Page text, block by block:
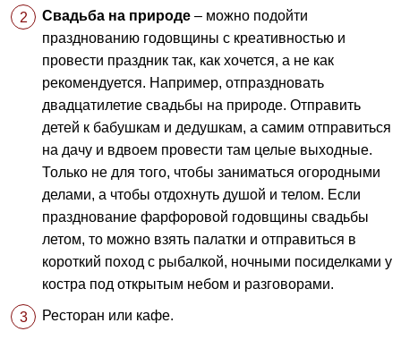
Свадьба на природе – можно подойти
празднованию годовщины с креативностью и
провести праздник так, как хочется, а не как
рекомендуется. Например, отпраздновать
двадцатилетие свадьбы на природе. Отправить
детей к бабушкам и дедушкам, а самим отправиться
на дачу и вдвоем провести там целые выходные.
Только не для того, чтобы заниматься огородными
делами, а чтобы отдохнуть душой и телом. Если
празднование фарфоровой годовщины свадьбы
летом, то можно взять палатки и отправиться в
короткий поход с рыбалкой, ночными посиделками у
костра под открытым небом и разговорами.
Ресторан или кафе.